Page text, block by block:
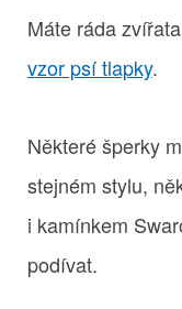
Máte ráda
vzor psí tlapky.
Některé šperky
stejném stylu,
i kamínkem
podívat.